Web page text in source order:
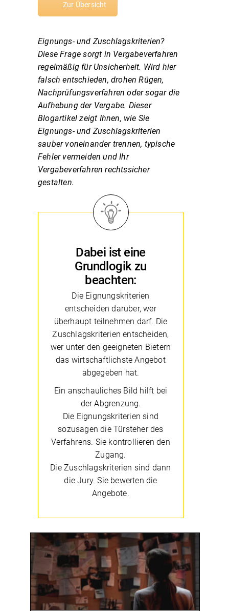
Zur Übersicht
Eignungs- und Zuschlagskriterien?
Diese Frage sorgt in Vergabeverfahren
regelmäßig für Unsicherheit. Wird hier
falsch entschieden, drohen Rügen,
Nachprüfungsverfahren oder sogar die
Aufhebung der Vergabe. Dieser
Blogartikel zeigt Ihnen, wie Sie
Eignungs- und Zuschlagskriterien
sauber voneinander trennen, typische
Fehler vermeiden und Ihr
Vergabeverfahren rechtssicher
gestalten.
Dabei ist eine
Grundlogik zu
beachten:
Die Eignungskriterien
entscheiden darüber, wer
überhaupt teilnehmen darf. Die
Zuschlagskriterien entscheiden,
wer unter den geeigneten Bietern
das wirtschaftlichste Angebot
abgegeben hat.
Ein anschauliches Bild hilft bei
der Abgrenzung.
Die Eignungskriterien sind
sozusagen die Türsteher des
Verfahrens. Sie kontrollieren den
Zugang.
Die Zuschlagskriterien sind dann
die Jury. Sie bewerten die
Angebote.